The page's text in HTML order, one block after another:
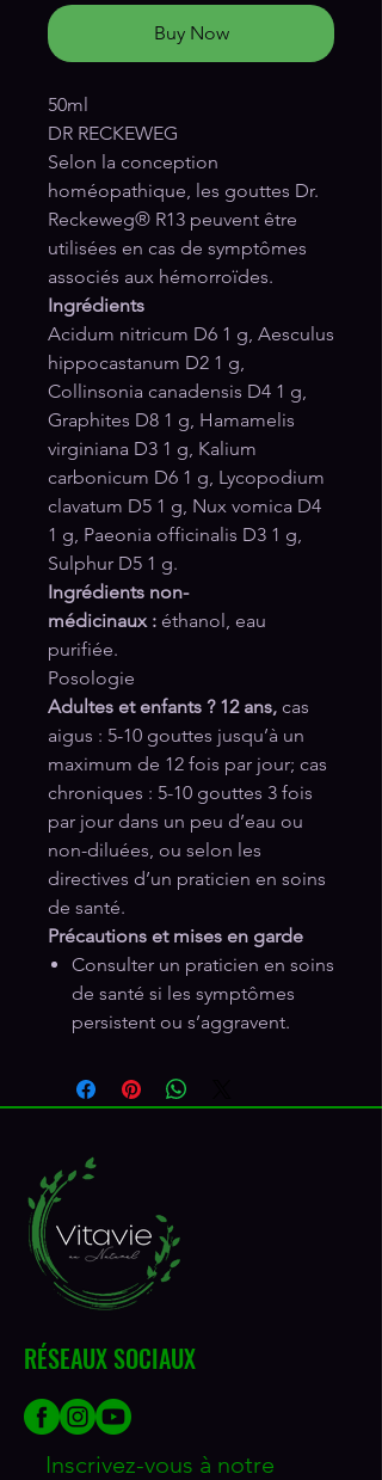
Buy Now
50ml
DR RECKEWEG
Selon la conception
homéopathique, les gouttes Dr.
Reckeweg® R13 peuvent être
utilisées en cas de symptômes
associés aux hémorroïdes.
Ingrédients
Acidum nitricum D6 1 g, Aesculus
hippocastanum D2 1 g,
Collinsonia canadensis D4 1 g,
Graphites D8 1 g, Hamamelis
virginiana D3 1 g, Kalium
carbonicum D6 1 g, Lycopodium
clavatum D5 1 g, Nux vomica D4
1 g, Paeonia officinalis D3 1 g,
Sulphur D5 1 g.
Ingrédients non-
médicinaux: éthanol, eau
purifiée.
Posologie
Adultes et enfants ?12 ans, cas
aigus : 5-10 gouttes jusqu’à un
maximum de 12 fois par jour; cas
chroniques : 5-10 gouttes 3 fois
par jour dans un peu d’eau ou
non-diluées, ou selon les
directives d’un praticien en soins
de santé.
Précautions et mises en garde
Consulter un praticien en soins
de santé si les symptômes
persistent ou s’aggravent.
RÉSEAUX SOCIAUX
Inscrivez-vous à notre